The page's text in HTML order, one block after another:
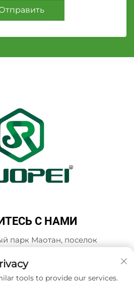
С НАМИ
парк Маотан, поселок
Китай
tools to provide our services.